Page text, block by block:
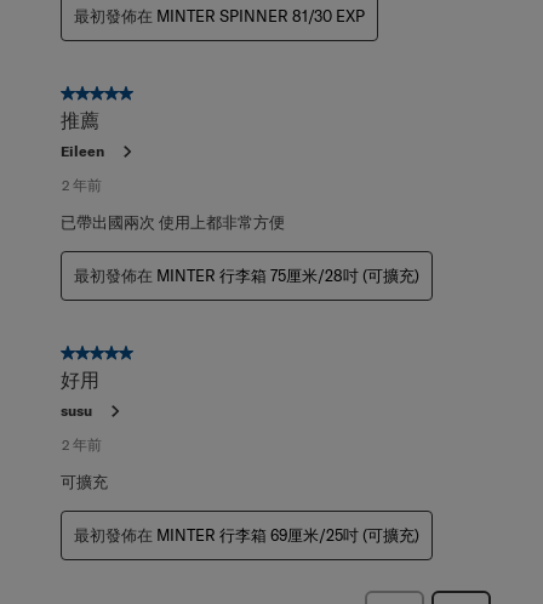
最初發佈在 MINTER SPINNER 81/30 EXP
5星，共5星。
推薦
Eileen
2 年前
已帶出國兩次 使用上都非常方便
最初發佈在 MINTER 行李箱 75厘米/28吋 (可擴充)
5星，共5星。
好用
susu
2 年前
可擴充
最初發佈在 MINTER 行李箱 69厘米/25吋 (可擴充)